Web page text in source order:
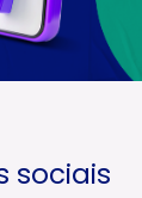
sociais